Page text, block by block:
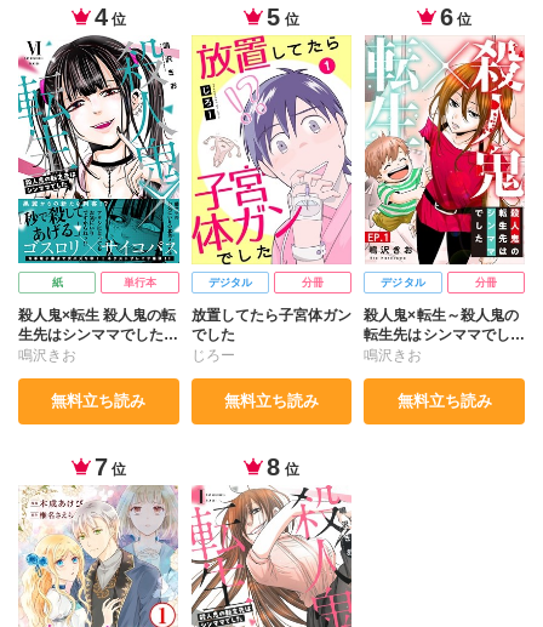
4 位
紙 単行本
殺人鬼×転生 殺人鬼の転
生先はシンママでした
Ⅵ
鳴沢きお
無料立ち読み
5 位
デジタル 分冊
放置してたら子宮体ガン
でした
じろー
無料立ち読み
6 位
デジタル 分冊
殺人鬼×転生～殺人鬼の
転生先はシンママでした
～
鳴沢きお
無料立ち読み
7 位 8 位